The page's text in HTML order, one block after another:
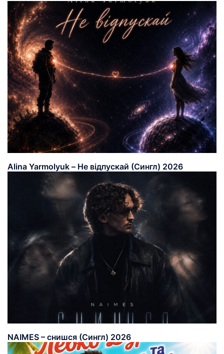
Alina Yarmolyuk – Не відпускай (Сингл) 2026
NAIMES – снишся (Сингл) 2026